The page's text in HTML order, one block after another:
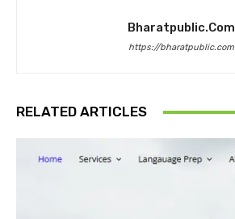
Bharatpublic.com
https://bharatpublic.com
RELATED ARTICLES